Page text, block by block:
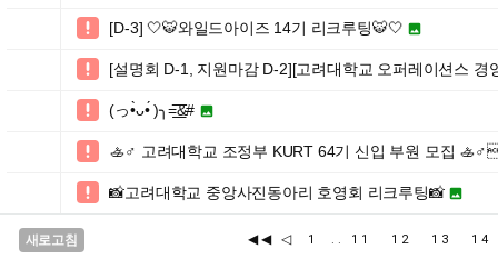
 [D-3] 🤍🐯와일드아이즈 14기 리크루팅🐯🤍 
 [설명회 D-1, 지원마감 D-2][고려대학교 오퍼레이션스 경
 (っ•̀ᴗ•́ )╮=͟͟͞͞&# 
 🚣♂️ 고려대학교 조정부 KURT 64기 신입 부원 모집
 📸고려대학교 중앙사진동아리 호영회 리크루팅📸 
새로고침 ◀◀ ◁ 1 .. 11 12 13